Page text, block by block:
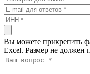
Вы можете прикрепить
Excel. Размер не должен